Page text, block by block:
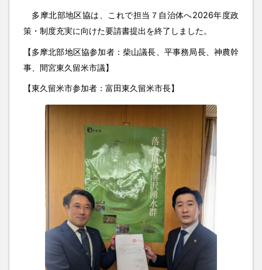
多摩北部地区協は、これで担当７自治体へ2026年度政
策・制度充実に向けた要請書提出を終了しました。
【多摩北部地区協参加者：柴山議長、平事務局長、神農幹
事、間宮東久留米市議】
【東久留米市参加者：富田東久留米市長】